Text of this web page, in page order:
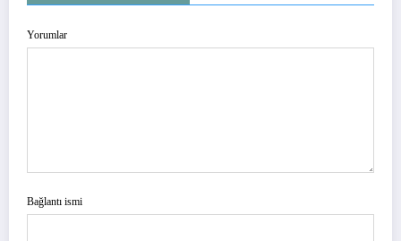
Yorumlar
Bağlantı ismi